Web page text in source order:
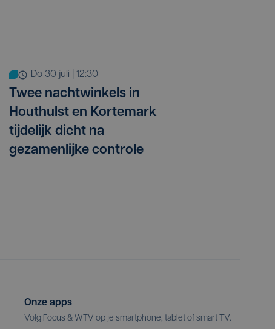
do 30 juli | 12:30
Twee nachtwinkels in
Houthulst en Kortemark
tijdelijk dicht na
gezamenlijke controle
Onze apps
Volg Focus & WTV op je smartphone, tablet of smart TV.